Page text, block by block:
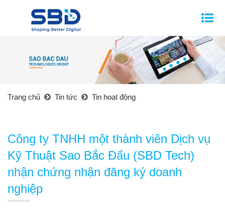
Trang chủ Tin tức Tin hoạt động
Công ty TNHH một thành viên Dịch vụ
Kỹ Thuật Sao Bắc Đẩu (SBD Tech)
nhận chứng nhận đăng ký doanh
nghiệp